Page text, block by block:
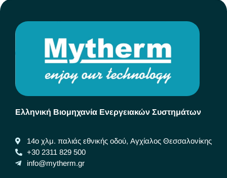
Ελληνική Βιομηχανία Ενεργειακών Συστημάτων
14ο χλμ. παλιάς εθνικής οδού, Αγχίαλος Θεσσαλονίκης
+30 2311 829 500
info@mytherm.gr